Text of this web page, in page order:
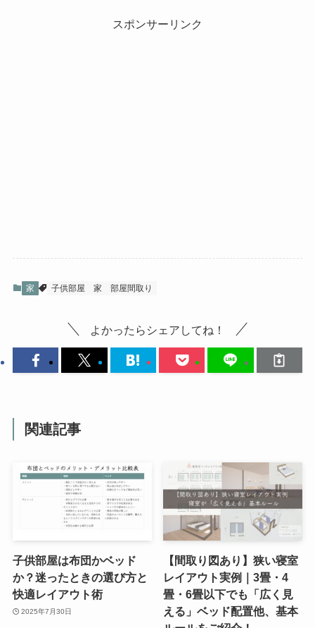
スポンサーリンク
家 子供部屋 家 部屋間取り
よかったらシェアしてね！
関連記事
子供部屋は布団かベッド
か？迷ったときの選び方と
快適レイアウト術
2025年7月30日
【間取り図あり】狭い寝室
レイアウト実例｜3畳・4
畳・6畳以下でも「広く見
える」ベッド配置他、基本